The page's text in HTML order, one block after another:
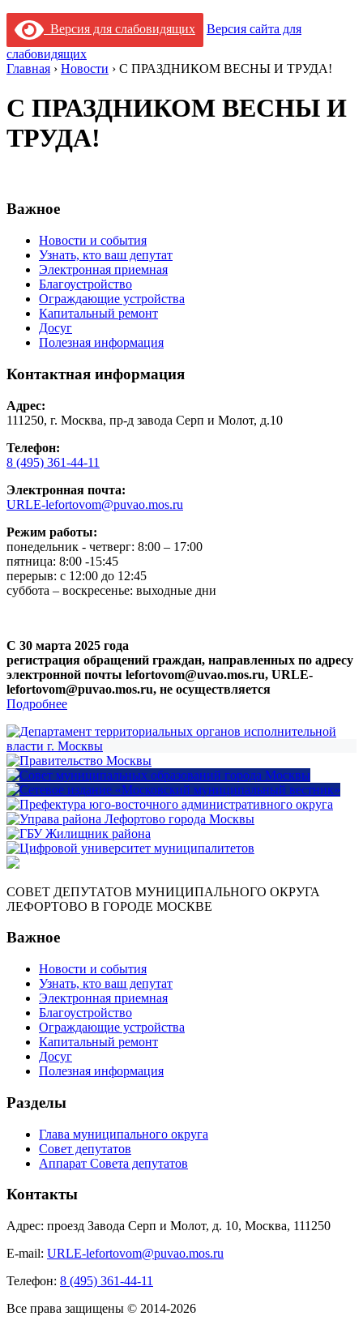
Версия для слабовидящих
Версия сайта для
слабовидящих
Главная › Новости › С ПРАЗДНИКОМ ВЕСНЫ И ТРУДА!
С ПРАЗДНИКОМ ВЕСНЫ И
ТРУДА!
Важное
Новости и события
Узнать, кто ваш депутат
Электронная приемная
Благоустройство
Ограждающие устройства
Капитальный ремонт
Досуг
Полезная информация
Контактная информация
Адрес:
111250, г. Москва, пр-д завода Серп и Молот, д.10
Телефон:
8 (495) 361-44-11
Электронная почта:
URLE-lefortovom@puvao.mos.ru
Режим работы:
понедельник - четверг: 8:00 – 17:00
пятница: 8:00 -15:45
перерыв: с 12:00 до 12:45
суббота – воскресенье: выходные дни
С 30 марта 2025 года
регистрация обращений граждан, направленных по адресу
электронной почты lefortovom@uvao.mos.ru, URLE-
lefortovom@puvao.mos.ru, не осуществляется
Подробнее
СОВЕТ ДЕПУТАТОВ МУНИЦИПАЛЬНОГО ОКРУГА
ЛЕФОРТОВО В ГОРОДЕ МОСКВЕ
Важное
Новости и события
Узнать, кто ваш депутат
Электронная приемная
Благоустройство
Ограждающие устройства
Капитальный ремонт
Досуг
Полезная информация
Разделы
Глава муниципального округа
Совет депутатов
Аппарат Совета депутатов
Контакты
Адрес: проезд Завода Серп и Молот, д. 10, Москва, 111250
E-mail: URLE-lefortovom@puvao.mos.ru
Телефон: 8 (495) 361-44-11
Все права защищены © 2014-2026